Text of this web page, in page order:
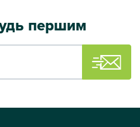
першим